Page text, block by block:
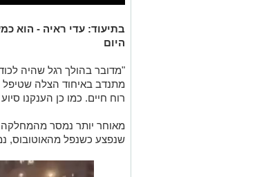
בתיעוד: עדי ראיה - הוא
היום
"מדובר בהולך רגל שהיה
מתנדב באיחוד הצלה שטיפל
רוח חיים. כמו כן הענקנו
שנפצע כשנפל מהאוטובוס,